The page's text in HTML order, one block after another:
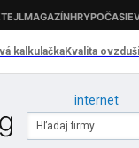
internet